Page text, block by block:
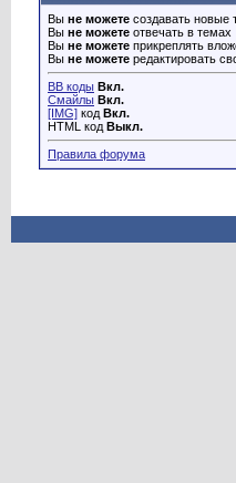
Вы не можете создавать новые
Вы не можете отвечать в темах
Вы не можете прикреплять
Вы не можете редактировать
BB коды Вкл.
Смайлы Вкл.
[IMG] код Вкл.
HTML код Выкл.
Правила форума